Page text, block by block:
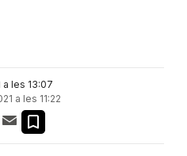
a les 13:07
a les 11:22
Facebook
Email